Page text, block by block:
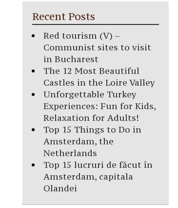
Recent Posts
Red tourism (V) –
Communist sites to visit
in Bucharest
The 12 Most Beautiful
Castles in the Loire Valley
Unforgettable Turkey
Experiences: Fun for Kids,
Relaxation for Adults!
Top 15 Things to Do in
Amsterdam, the
Netherlands
Top 15 lucruri de făcut în
Amsterdam, capitala
Olandei